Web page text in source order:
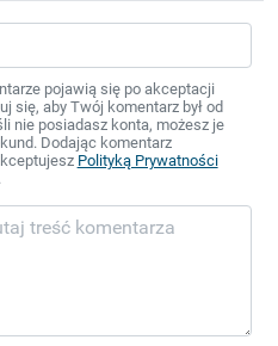
pojawią się po akceptacji
się, aby Twój komentarz był od
nie posiadasz konta, możesz je
Dodając komentarz
Polityką Prywatności